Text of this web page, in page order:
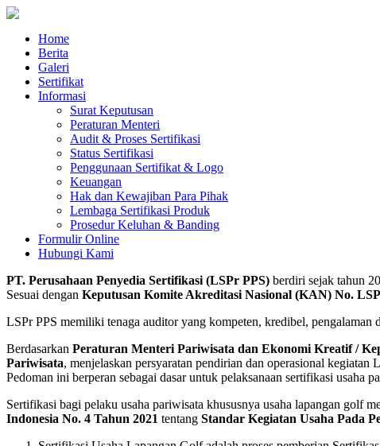
Home
Berita
Galeri
Sertifikat
Informasi
Surat Keputusan
Peraturan Menteri
Audit & Proses Sertifikasi
Status Sertifikasi
Penggunaan Sertifikat & Logo
Keuangan
Hak dan Kewajiban Para Pihak
Lembaga Sertifikasi Produk
Prosedur Keluhan & Banding
Formulir Online
Hubungi Kami
PT. Perusahaan Penyedia Sertifikasi (LSPr PPS) berdiri sejak tahun
Sesuai dengan Keputusan Komite Akreditasi Nasional (KAN) No.
LSPr PPS memiliki tenaga auditor yang kompeten, kredibel, pengalaman
Berdasarkan Peraturan Menteri Pariwisata dan Ekonomi Kreatif /
Pariwisata, menjelaskan persyaratan pendirian dan operasional
Pedoman ini berperan sebagai dasar untuk pelaksanaan sertifikasi usaha
Sertifikasi bagi pelaku usaha pariwisata khususnya usaha lapangan golf
Indonesia No. 4 Tahun 2021 tentang Standar Kegiatan Usaha Pada